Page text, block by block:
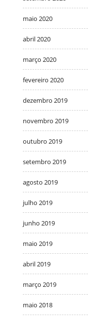
maio 2020
abril 2020
março 2020
fevereiro 2020
dezembro 2019
novembro 2019
outubro 2019
setembro 2019
agosto 2019
julho 2019
junho 2019
maio 2019
abril 2019
março 2019
maio 2018